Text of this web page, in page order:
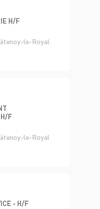
H/F
le-Royal
F
le-Royal
- H/F